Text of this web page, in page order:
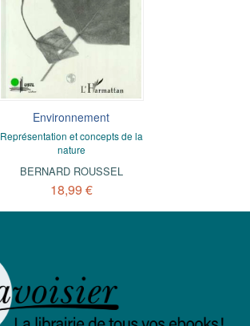
Environnement
Représentation et concepts de la
nature
BERNARD ROUSSEL
18,99 €